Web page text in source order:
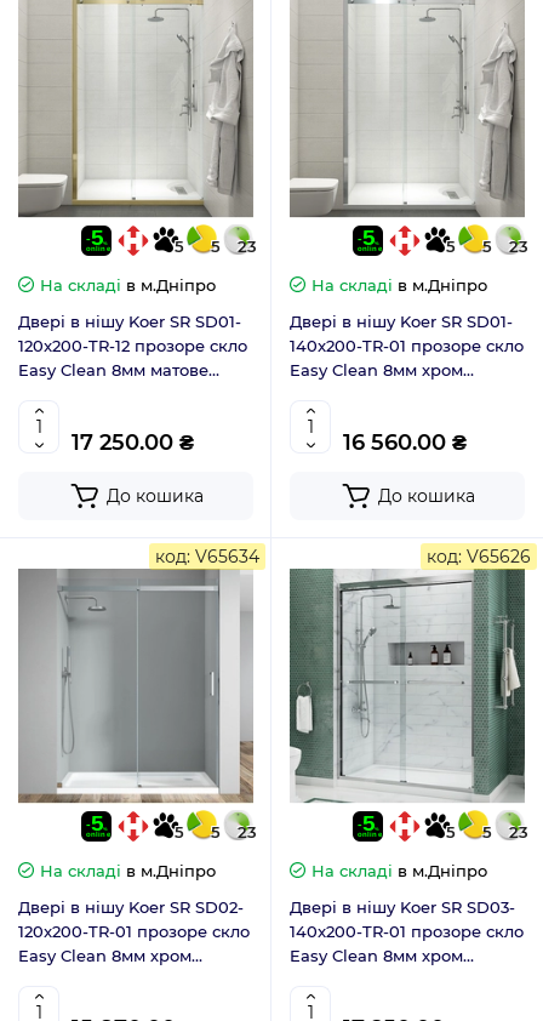
5 5
23
На складі в м.Дніпро
Двері в нішу Koer SR SD01-
120x200-TR-12 прозоре скло
Easy Clean 8мм матове
17 250.00 ₴
До кошика
5 5
23
На складі в м.Дніпро
Двері в нішу Koer SR SD01-
140x200-TR-01 прозоре скло
Easy Clean 8мм хром
16 560.00 ₴
До кошика
код: V65634
5 5
23
На складі в м.Дніпро
Двері в нішу Koer SR SD02-
120x200-TR-01 прозоре скло
Easy Clean 8мм хром
код: V65626
5 5
23
На складі в м.Дніпро
Двері в нішу Koer SR SD03-
140x200-TR-01 прозоре скло
Easy Clean 8мм хром